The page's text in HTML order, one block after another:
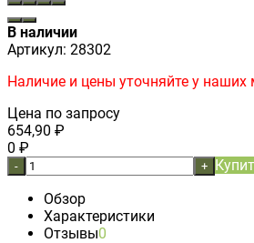
В наличии
Артикул: 28302
Наличие и цены уточняйте у наших
Цена по запросу
654,90 ₽
0 ₽
- +
Обзор
Характеристики
Отзывы0